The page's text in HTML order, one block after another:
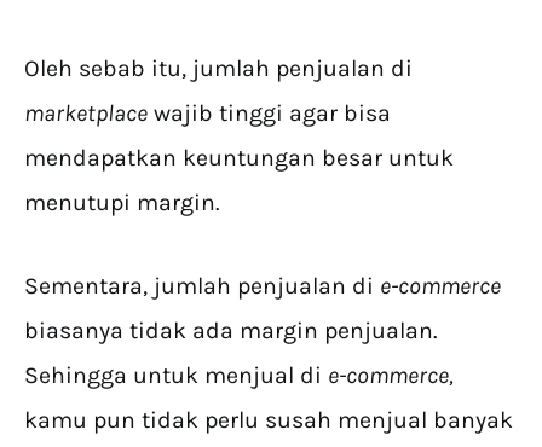
Oleh sebab itu, jumlah penjualan di
marketplace wajib tinggi agar bisa
mendapatkan keuntungan besar untuk
menutupi margin.
Sementara, jumlah penjualan di e-commerce
biasanya tidak ada margin penjualan.
Sehingga untuk menjual di e-commerce,
kamu pun tidak perlu susah menjual banyak